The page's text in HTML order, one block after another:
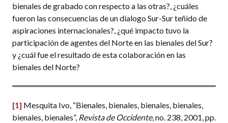
bienales de grabado con respecto a las otras?, ¿cuáles
fueron las consecuencias de un dialogo Sur-Sur teñido de
aspiraciones internacionales?, ¿qué impacto tuvo la
participación de agentes del Norte en las bienales del Sur?
y ¿cuál fue el resultado de esta colaboración en las
bienales del Norte?
[1] Mesquita Ivo, “Bienales, bienales, bienales, bienales,
bienales, bienales”, Revista de Occidente, no. 238, 2001, pp.